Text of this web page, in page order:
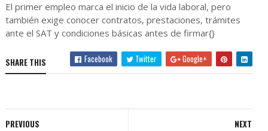
El primer empleo marca el inicio de la vida laboral, pero
también exige conocer contratos, prestaciones, trámites
ante el SAT y condiciones básicas antes de firmar{}
SHARE THIS Facebook Twitter Google+
NEXT
PREVIOUS